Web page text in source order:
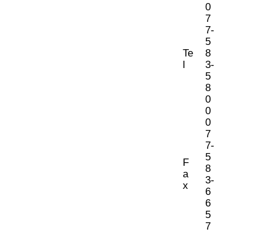
Te
l
0
7
7-
5
8
3-
5
8
0
0
F
a
x
0
7
7-
5
8
3-
6
6
5
7